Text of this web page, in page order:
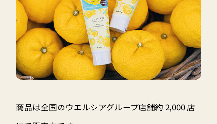
商品は全国のウエルシアグループ店舗約 2,000 店